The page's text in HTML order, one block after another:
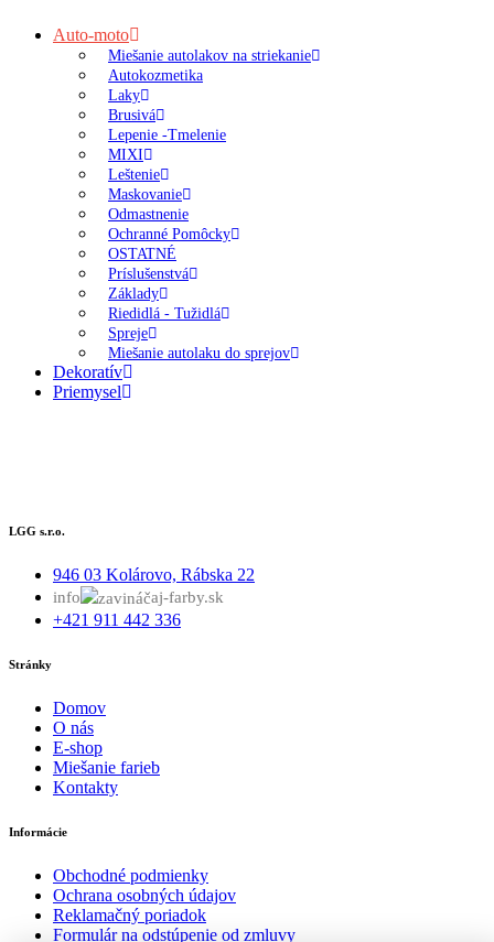
Auto-moto
Miešanie autolakov na striekanie
Autokozmetika
Laky
Brusivá
Lepenie -Tmelenie
MIXI
Leštenie
Maskovanie
Odmastnenie
Ochranné Pomôcky
OSTATNÉ
Príslušenstvá
Základy
Riedidlá - Tužidlá
Spreje
Miešanie autolaku do sprejov
Dekoratív
Priemysel
LGG s.r.o.
946 03 Kolárovo, Rábska 22
info aj-farby.sk
+421 911 442 336
Stránky
Domov
O nás
E-shop
Miešanie farieb
Kontakty
Informácie
Obchodné podmienky
Ochrana osobných údajov
Reklamačný poriadok
Formulár na odstúpenie od zmluvy